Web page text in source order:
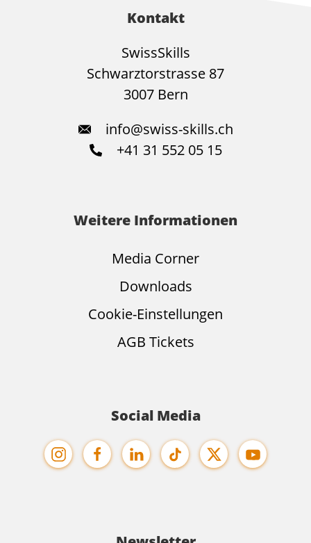
Kontakt
SwissSkills
Schwarztorstrasse 87
3007 Bern
info@swiss-skills.ch
+41 31 552 05 15
Weitere Informationen
Media Corner
Downloads
Cookie-Einstellungen
AGB Tickets
Social Media